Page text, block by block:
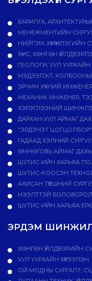
БАРИЛГА,
МЕНЕЖМЕНТИЙН
НИЙГЭМ, ХҮМҮҮНЛЭГИЙН
ХҮНС, ХӨНГӨН
ГЕОЛОГИ, УУЛ УУРХАЙН
МЭДЭЭЛЭЛ, ХОЛБООНЫ
ЭРЧИМ ХҮЧНИЙ
МЕХАНИК ИНЖЕНЕР,
ХЭРЭГЛЭЭНИЙ
ДАРХАН-УУЛ АЙМАГ
"ЭРДЭНЭТ ЦОГЦОЛБОР"
ГАДААД ХЭЛНИЙ
ӨМНӨГОВЬ АЙМАГ
ШУТИС-ИЙН ХАРЬЯА
ШУТИС-КООСЭН
АХИСАН ТҮВШНИЙ
НЭЭЛТТЭЙ
ШУТИС-ИЙН ХАРЬЯА
ЭРДЭМ
ХӨНГӨН ҮЙЛДВЭРИЙН
УУЛ УУРХАЙН ХҮРЭЭЛЭН
ОЙ МОДНЫ СУРГАЛТ,